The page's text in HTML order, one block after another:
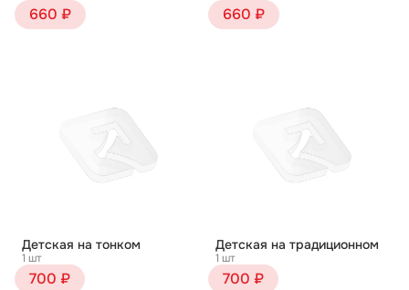
660 ₽ 660 ₽
Детская на тонком
1 шт
700 ₽
Детская на традиционном
1 шт
700 ₽